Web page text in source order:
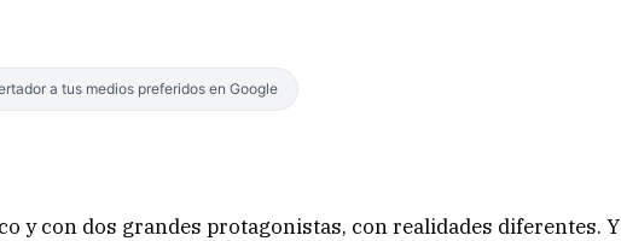
a tus medios preferidos en Google
y con dos grandes protagonistas, con realidades diferentes. Y